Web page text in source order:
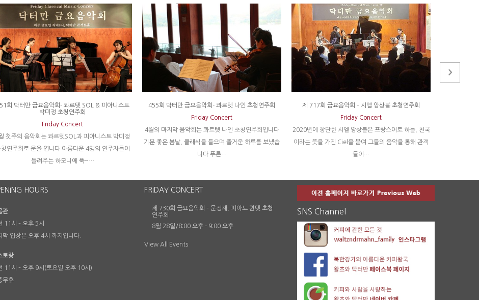
회 닥터만 금요음악회- 콰르텟 SOL & 피아니스트
박미정 초청연주회
Friday Concert
첫주의 음악회는 콰르텟SOL과 피아니스트 박미정
청연주회로 문을 엽니다 아름다운 4명의 연주자들이
들려주는 하모니에 푹~…
455회 닥터만 금요음악회- 콰르텟 나인 초청연주회
Friday Concert
4월의 마지막 음악회는 콰르텟 나인 초청연주회입니다
기분 좋은 봄날, 클래식을 들으며 즐거운 하루를 보냈습
니다 푸른…
제 717회 금요음악회 – 시엘 앙상블 초청연주회
Friday Concert
2020년에 창단한 시엘 앙상블은 프랑스어로 하늘, 천국
이라는 뜻을 가진 Ciel을 붙여 그들의 음악을 통해 관객
들이…
HOURS
관
11시 – 오후 5시
막 입장은 오후 4시 까지입니다.
토랑
11시 – 오후 9시(토요일 오후 10시)
무휴
FRIDAY CONCERT
제 730회 금요음악회 – 문정재, 피아노 퀸텟 초청
연주회
8월 28일/8:00 오후 - 9:00 오후
View All Events
SNS Channel